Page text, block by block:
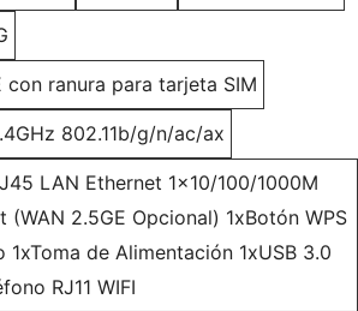
con ranura para tarjeta SIM
802.11b/g/n/ac/ax
LAN Ethernet 1x10/100/1000M
(WAN 2.5GE Opcional) 1xBotón WPS
1xToma de Alimentación 1xUSB 3.0
RJ11 WIFI